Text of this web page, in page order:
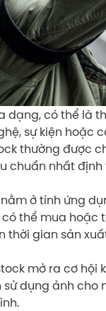
dạng, có thể là
sự kiện hoặc
thường được
chuẩn nhất
ở tính ứng
thể mua hoặc
thời gian sản
mở ra cơ hội
dụng ảnh